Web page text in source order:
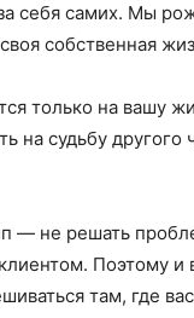
себя самих. Мы
собственная
только на вашу
на судьбу другого
— не решать
Поэтому и
там, где